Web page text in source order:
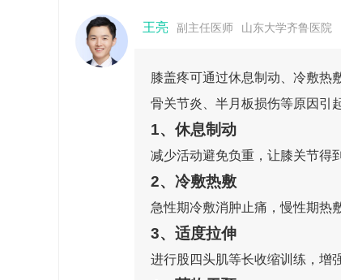
王亮 副主任医师 山东大学齐鲁医院
膝盖疼可通过休息制动、冷敷热
骨关节炎、半月板损伤等原因引起
1、休息制动
减少活动避免负重，让膝关节得
2、冷敷热敷
急性期冷敷消肿止痛，慢性期热
3、适度拉伸
进行股四头肌等长收缩训练，增